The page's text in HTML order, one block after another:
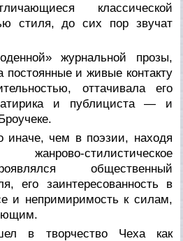
классической
стиля, до сих пор звучат
журнальной прозы,
постоянные и живые контакту
оттачивала его
и публициста — и
иначе, чем в поэзии, находя
стилистическое
общественный
его заинтересованность в
и непримиримость к силам,
в творчество Чеха как